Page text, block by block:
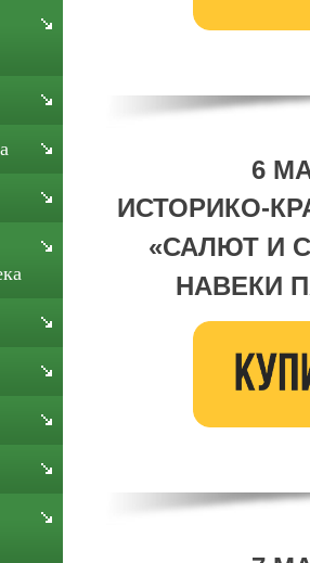
6
ИСТОРИКО-
«САЛЮТ И
НАВЕКИ